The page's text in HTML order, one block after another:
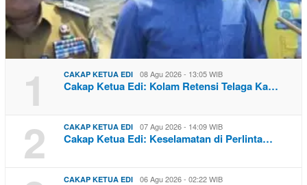
1 CAKAP KETUA EDI 08 Agu 2026 - 13:05 WIB
Cakap Ketua Edi: Kolam Retensi Telaga Ka…
2 CAKAP KETUA EDI 07 Agu 2026 - 14:09 WIB
Cakap Ketua Edi: Keselamatan di Perlinta…
CAKAP KETUA EDI 06 Agu 2026 - 02:22 WIB